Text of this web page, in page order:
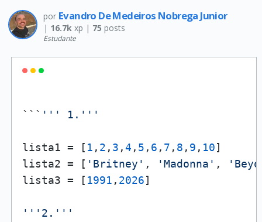
por Evandro De Medeiros Nobrega Junior
| 16.7kxp | 75 posts
Estudante
``` ''' 1.'''
lista1 = [ 1 , 2 , 3 ,4 , 5 , 6 , 7 , 8 , 9 , 10]
lista2 = [ 'Britney' , 'Madonna' ,
lista3 = [ 1991 , 2026]
'''2.'''